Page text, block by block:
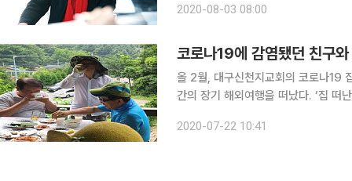
았다. 재즈 뮤지션은 인생을 노래하되
2020-08-03 08:00
코로나19에 감염됐던 친구
올 2월, 대구신천지교회의 코로나19
간의 장기 해외여행을 떠났다. ‘집 떠
여행 22일째에는 아르헨티나 남극 빙
2020-07-22 10:41